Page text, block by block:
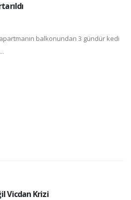
balkonundan 3 gündür kedi
Vicdan Krizi